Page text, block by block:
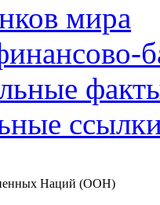
мира
Наций (ООН)